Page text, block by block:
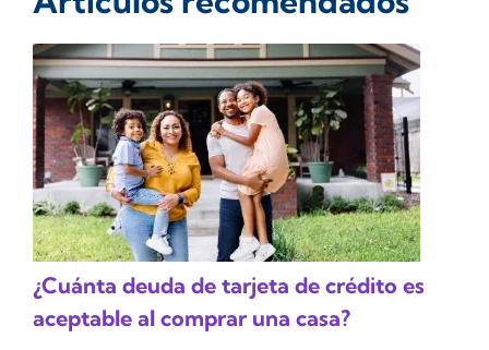
¿Cuánta deuda de tarjeta de crédito es
aceptable al comprar una casa?